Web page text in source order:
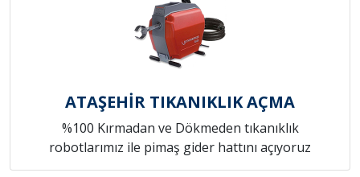
ATAŞEHİR TIKANIKLIK AÇMA
%100 Kırmadan ve Dökmeden tıkanıklık
robotlarımız ile pimaş gider hattını açıyoruz